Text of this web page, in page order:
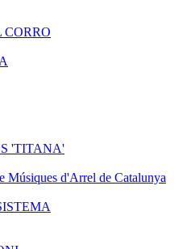
'TITANA'
Músiques d'Arrel de Catalunya